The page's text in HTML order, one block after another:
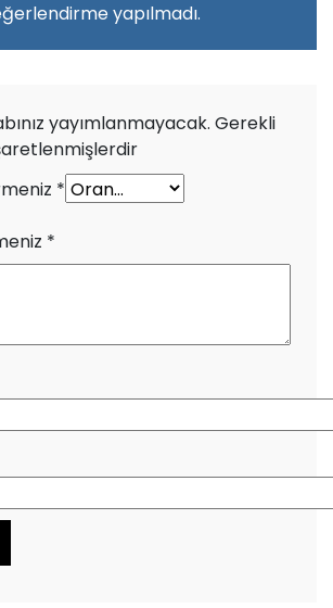
yapılmadı.
yayımlanmayacak. Gerekli
*
*